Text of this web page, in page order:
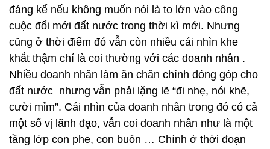
đáng kể nếu không muốn nói là to lớn vào công
cuộc đổi mới đất nước trong thời kì mới. Nhưng
cũng ở thời điểm đó vẫn còn nhiều cái nhìn khe
khắt thậm chí là coi thường với các doanh nhân .
Nhiều doanh nhân làm ăn chân chính đóng góp cho
đất nước nhưng vẫn phải lặng lẽ “đi nhẹ, nói khẽ,
cười mỉm”. Cái nhìn của doanh nhân trong đó có cả
một số vị lãnh đạo, vẫn coi doanh nhân như là một
tầng lớp con phe, con buôn … Chính ở thời đoạn